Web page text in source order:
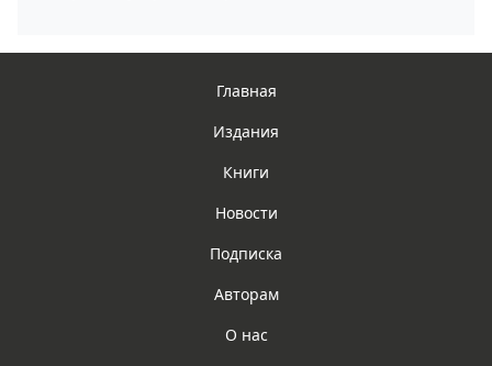
Главная
Издания
Книги
Новости
Подписка
Авторам
О нас